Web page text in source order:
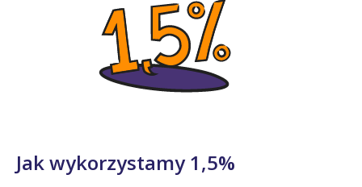
Jak wykorzystamy 1,5%